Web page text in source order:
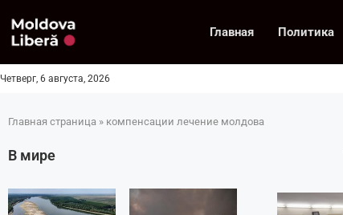
Главная Политика
Четверг, 6 августа, 2026
Главная страница » компенсации лечение молдова
В мире